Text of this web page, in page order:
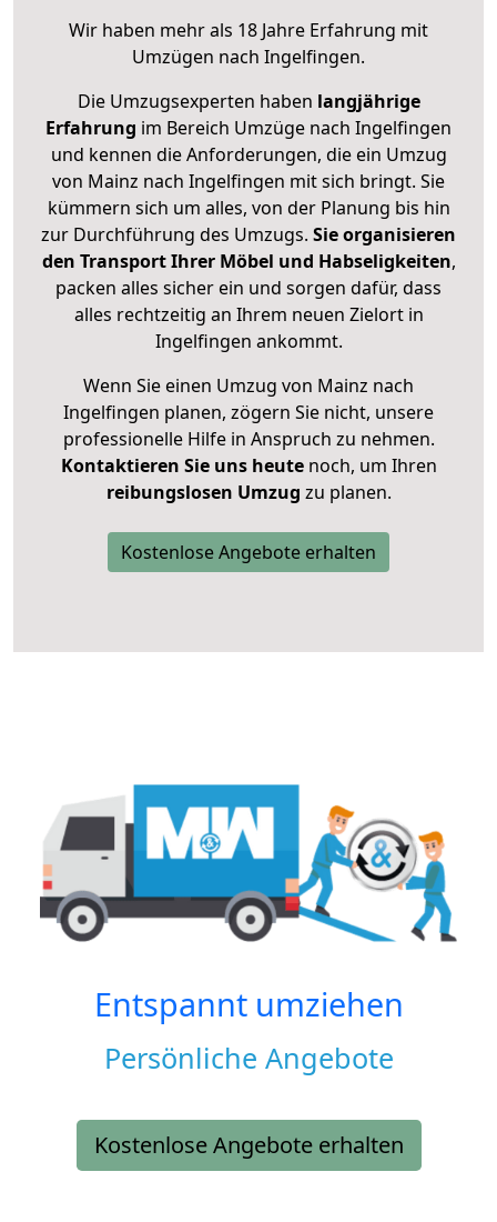
Wir haben mehr als 18 Jahre Erfahrung mit
Umzügen nach Ingelfingen.
Die Umzugsexperten haben langjährige
Erfahrung im Bereich Umzüge nach Ingelfingen
und kennen die Anforderungen, die ein Umzug
von Mainz nach Ingelfingen mit sich bringt. Sie
kümmern sich um alles, von der Planung bis hin
zur Durchführung des Umzugs. Sie organisieren
den Transport Ihrer Möbel und Habseligkeiten,
packen alles sicher ein und sorgen dafür, dass
alles rechtzeitig an Ihrem neuen Zielort in
Ingelfingen ankommt.
Wenn Sie einen Umzug von Mainz nach
Ingelfingen planen, zögern Sie nicht, unsere
professionelle Hilfe in Anspruch zu nehmen.
Kontaktieren Sie uns heutenoch, um Ihren
reibungslosen Umzug zu planen.
Kostenlose Angebote erhalten
Entspannt umziehen
Persönliche Angebote
Kostenlose Angebote erhalten